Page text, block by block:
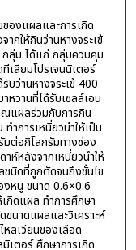
องแผลและการเกิด
ากให้กินว่านหางจระเข้
ลุ่ม ได้แก่ กลุ่มควบคุม
เลียมโปรเจนนิเตอร์
ว่านหางจระเข้ 400
วานที่ได้รับเซลล์เอน
ณแผลร่วมกับการกิน
ำการเหนี่ยวนำให้เป็น
มต่อกิโลกรัมทางช่อง
ห์หลังจากเหนี่ยวนำให้
ชนิดที่ถูกตัดจนถึงชั้นไข
หนู ขนาด 0.6×0.6
กิดแผล ทำการศึกษา
ขนาดแผลและวิเคราะห์
ลเวียนของเลือด
เตอร์ ศึกษาการเกิด